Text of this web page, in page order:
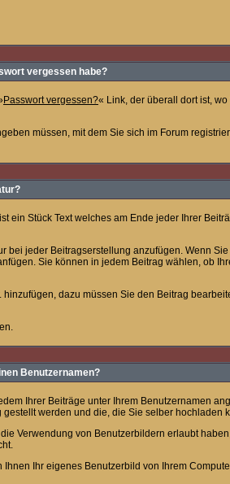
vergessen habe?
Passwort vergessen?« Link, der überall dort ist, wo
müssen, mit dem Sie sich im Forum
ein Stück Text welches am Ende jeder Ihrer
bei jeder Beitragserstellung anzufügen. Wenn Sie
Sie können in jedem Beitrag wählen, ob
dazu müssen Sie den Beitrag
Benutzernamen?
Ihrer Beiträge unter Ihrem Benutzernamen
werden und die, die Sie selber hochladen
Verwendung von Benutzerbildern erlaubt
Ihr eigenes Benutzerbild von Ihrem